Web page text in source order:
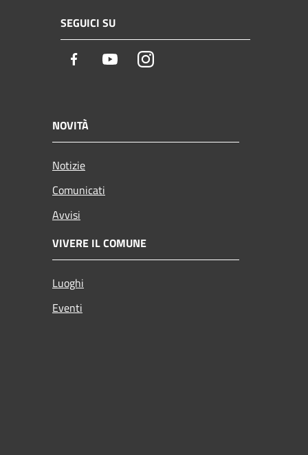
SEGUICI SU
Facebook YoutubeInstagram
NOVITÀ
Notizie
Comunicati
Avvisi
VIVERE IL COMUNE
Luoghi
Eventi